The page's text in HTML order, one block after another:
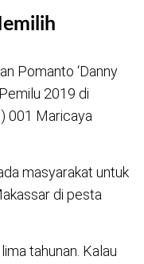
Pomanto ‘Danny
2019 di
001 Maricaya
masyarakat untuk
di pesta
tahunan. Kalau